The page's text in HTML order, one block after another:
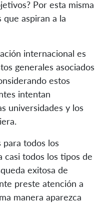
Por esta misma
que aspiran a la
internacional es
generales asociados
estos
intentan
universidades y los
para todos los
casi todos los tipos de
exitosa de
preste atención a
manera aparezca